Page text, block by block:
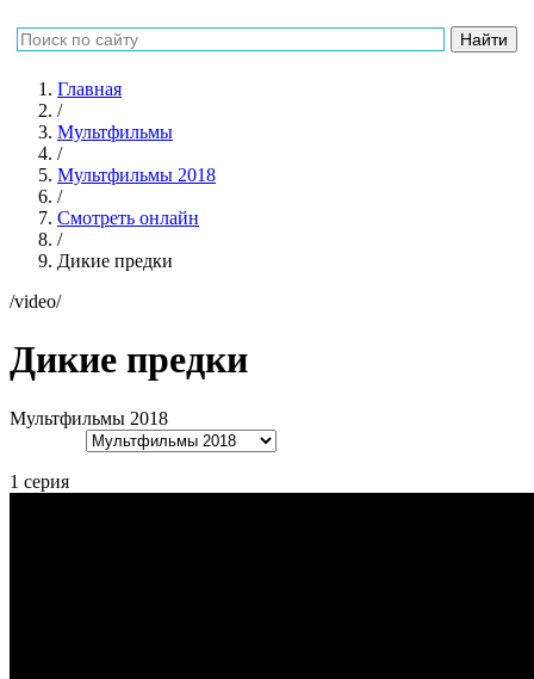
Главная
/
Мультфильмы
/
Мультфильмы 2018
/
Смотреть онлайн
/
Дикие предки
/video/
Дикие предки
Мультфильмы 2018
1 серия